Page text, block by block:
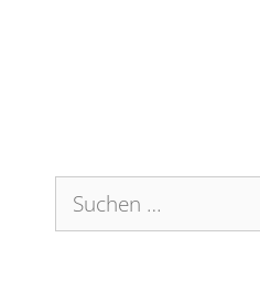
Suchen
nach: